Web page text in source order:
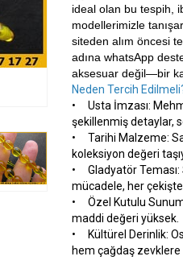
ideal olan bu tespih,
modellerimizle
siteden alım öncesi
adına whatsApp
aksesuar değil—bir
Neden Tercih
• Usta İmzası:
şekillenmiş detaylar,
• Tarihi Malzeme:
koleksiyon değeri
• Gladyatör Teması:
mücadele, her
• Özel Kutulu
maddi değeri yüksek.
• Kültürel Derinlik:
hem çağdaş zevklere